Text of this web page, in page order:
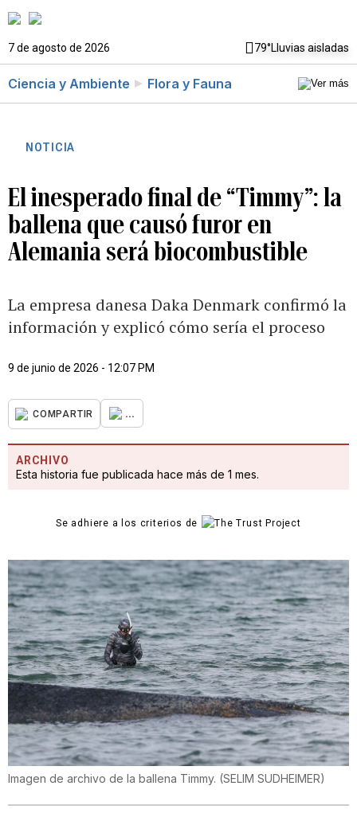
7 de agosto de 2026 79°Lluvias aisladas
Ciencia y Ambiente Flora y Fauna
NOTICIA
El inesperado final de “Timmy”: la
ballena que causó furor en
Alemania será biocombustible
La empresa danesa Daka Denmark confirmó la
información y explicó cómo sería el proceso
9 de junio de 2026 - 12:07 PM
COMPARTIR ...
ARCHIVO
Esta historia fue publicada hace más de 1 mes.
Se adhiere a los criterios de
Imagen de archivo de la ballena Timmy. (SELIM SUDHEIMER)